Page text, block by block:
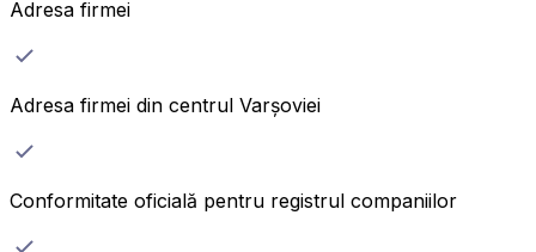
Adresa firmei
Adresa firmei din centrul Varșoviei
Conformitate oficială pentru registrul companiilor